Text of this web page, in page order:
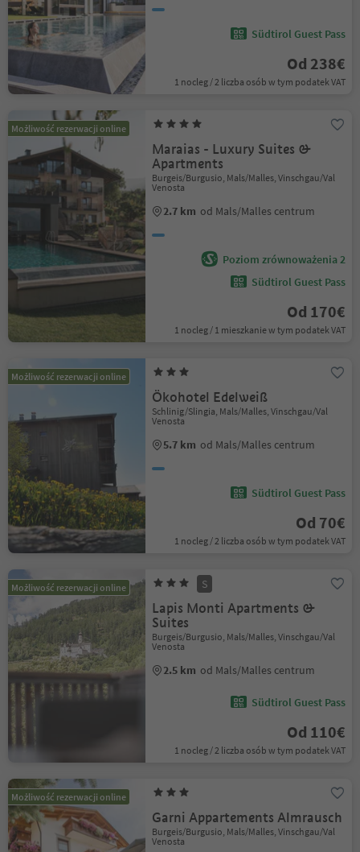
Südtirol Guest Pass
Od 238€
1 nocleg / 2 liczba osób w tym podatek VAT
Możliwość rezerwacji online
Maraias - Luxury Suites &
Apartments
Burgeis/Burgusio, Mals/Malles, Vinschgau/Val
Venosta
2.7 km od Mals/Malles centrum
Poziom zrównoważenia 2
Südtirol Guest Pass
Od 170€
1 nocleg / 1 mieszkanie w tym podatek VAT
Możliwość rezerwacji online
Ökohotel Edelweiß
Schlinig/Slingia, Mals/Malles, Vinschgau/Val
Venosta
5.7 km od Mals/Malles centrum
Südtirol Guest Pass
Od 70€
1 nocleg / 2 liczba osób w tym podatek VAT
Możliwość rezerwacji online S
Lapis Monti Apartments &
Suites
Burgeis/Burgusio, Mals/Malles, Vinschgau/Val
Venosta
2.5 km od Mals/Malles centrum
Südtirol Guest Pass
Od 110€
1 nocleg / 2 liczba osób w tym podatek VAT
Możliwość rezerwacji online
Garni Appartements Almrausch
Burgeis/Burgusio, Mals/Malles, Vinschgau/Val
Venosta